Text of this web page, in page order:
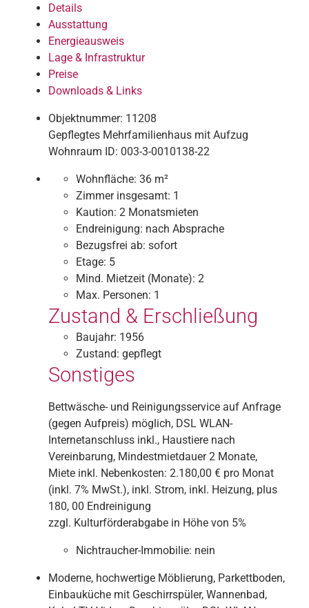
Details
Ausstattung
Energieausweis
Lage & Infrastruktur
Preise
Downloads & Links
Objektnummer: 11208
Gepflegtes Mehrfamilienhaus mit Aufzug
Wohnraum ID: 003-3-0010138-22
Wohnfläche: 36 m²
Zimmer insgesamt: 1
Kaution: 2 Monatsmieten
Endreinigung: nach Absprache
Bezugsfrei ab: sofort
Etage: 5
Mind. Mietzeit (Monate): 2
Max. Personen: 1
Zustand & Erschließung
Baujahr: 1956
Zustand: gepflegt
Sonstiges
Bettwäsche- und Reinigungsservice auf Anfrage
(gegen Aufpreis) möglich, DSL WLAN-
Internetanschluss inkl., Haustiere nach
Vereinbarung, Mindestmietdauer 2 Monate,
Miete inkl. Nebenkosten: 2.180,00 € pro Monat
(inkl. 7% MwSt.), inkl. Strom, inkl. Heizung, plus
180, 00 Endreinigung
zzgl. Kulturförderabgabe in Höhe von 5%
Nichtraucher-Immobilie: nein
Moderne, hochwertige Möblierung, Parkettboden,
Einbauküche mit Geschirrspüler, Wannenbad,